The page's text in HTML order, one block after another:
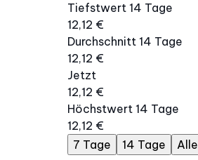
Tiefstwert 14 Tage
12,12 €
Durchschnitt 14 Tage
12,12 €
Jetzt
12,12 €
Höchstwert 14 Tage
12,12 €
7 Tage
14 Tage Alle